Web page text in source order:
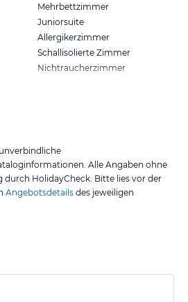
Mehrbettzimmer
Juniorsuite
Allergikerzimmer
Schallisolierte Zimmer
Nichtraucherzimmer
Alle Angaben ohne
durch HolidayCheck. Bitte lies vor der
Angebotsdetails des jeweiligen